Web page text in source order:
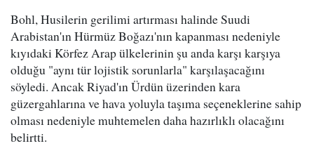
Bohl, Husilerin gerilimi artırması halinde Suudi
Arabistan'ın Hürmüz Boğazı'nın kapanması nedeniyle
kıyıdaki Körfez Arap ülkelerinin şu anda karşı karşıya
olduğu "aynı tür lojistik sorunlarla" karşılaşacağını
söyledi. Ancak Riyad'ın Ürdün üzerinden kara
güzergahlarına ve hava yoluyla taşıma seçeneklerine sahip
olması nedeniyle muhtemelen daha hazırlıklı olacağını
belirtti.